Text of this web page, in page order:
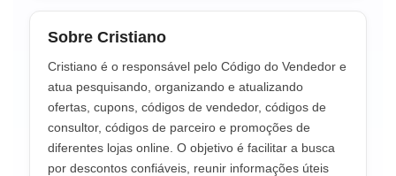
Sobre Cristiano
Cristiano é o responsável pelo Código do Vendedor e
atua pesquisando, organizando e atualizando
ofertas, cupons, códigos de vendedor, códigos de
consultor, códigos de parceiro e promoções de
diferentes lojas online. O objetivo é facilitar a busca
por descontos confiáveis, reunir informações úteis